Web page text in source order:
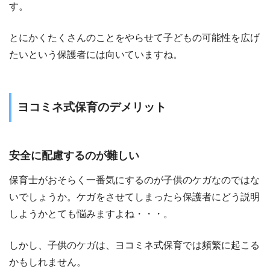
す。
とにかくたくさんのことをやらせて子どもの可能性を広げ
たいという保護者には向いていますね。
ヨコミネ式保育のデメリット
安全に配慮するのが難しい
保育士がおそらく一番気にするのが子供のケガなのではな
いでしょうか。ケガをさせてしまったら保護者にどう説明
しようかとても悩みますよね・・・。
しかし、子供のケガは、ヨコミネ式保育では頻繁に起こる
かもしれません。